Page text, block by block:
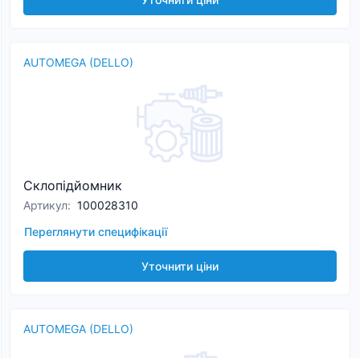
AUTOMEGA (DELLO)
Склопідйомник
Артикул: 100028310
Переглянути специфікації
Уточнити ціни
AUTOMEGA (DELLO)